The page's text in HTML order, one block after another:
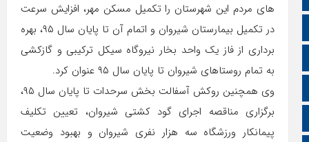
اینستاگرام
اطلاعات سایت
زبان انگلیسی
های مردم این شهرستان را تکمیل مسکن مهر، افزایش سرعت
در تکمیل بیمارستان شیروان و اتمام آن تا پایان سال ۹۵، بهره
برداری از فاز یک واحد بخار نیروگاه سیکل ترکیبی و گازکشی
به تمام روستاهای شیروان تا پایان سال ۹۵ عنوان کرد.
وی همچنین روکش آسفالت بخش سرحدات تا پایان سال ۹۵،
برگزاری مناقصه اجرای گود کشتی شیروان، تعیین تکلیف
پیمانکار ورزشگاه سه هزار نفری شیروان و بهبود وضعیت